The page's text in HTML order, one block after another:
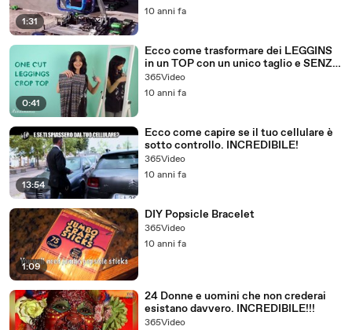
1:31
10 anni fa
0:41
Ecco come trasformare dei LEGGINS
in un TOP con un unico taglio e SENZA
CUCIRE!
365Video
10 anni fa
13:54
Ecco come capire se il tuo cellulare è
sotto controllo. INCREDIBILE!
365Video
10 anni fa
1:09
DIY Popsicle Bracelet
365Video
10 anni fa
24 Donne e uomini che non crederai
esistano davvero. INCREDIBILE!!!
365Video